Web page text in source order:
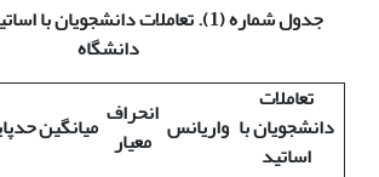
جدول شماره (1). تعاملات دانشجویان
دانشگاه
تعاملات
دانشجویان با
اساتید
واریانس انحراف
معیار میانگین